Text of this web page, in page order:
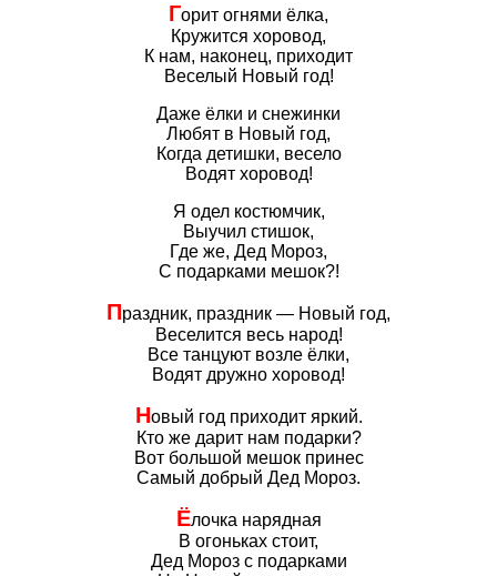
Горит огнями ёлка,
Кружится хоровод,
К нам, наконец, приходит
Веселый Новый год!
Даже ёлки и снежинки
Любят в Новый год,
Когда детишки, весело
Водят хоровод!
Я одел костюмчик,
Выучил стишок,
Где же, Дед Мороз,
С подарками мешок?!
Праздник, праздник — Новый год,
Веселится весь народ!
Все танцуют возле ёлки,
Водят дружно хоровод!
Новый год приходит яркий.
Кто же дарит нам подарки?
Вот большой мешок принес
Самый добрый Дед Мороз.
Ёлочка нарядная
В огоньках стоит,
Дед Мороз с подарками